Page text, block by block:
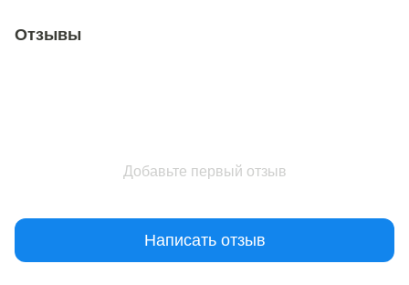
Отзывы
Добавьте первый отзыв
Написать отзыв